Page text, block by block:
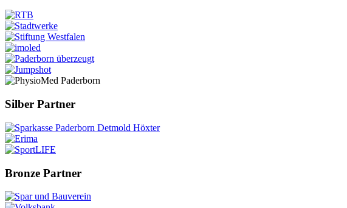
Silber Partner
Bronze Partner